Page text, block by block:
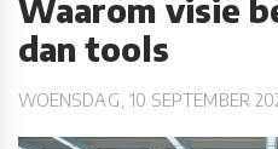
Waarom visie
dan tools
WOENSDAG, 10 SEPTEMBER